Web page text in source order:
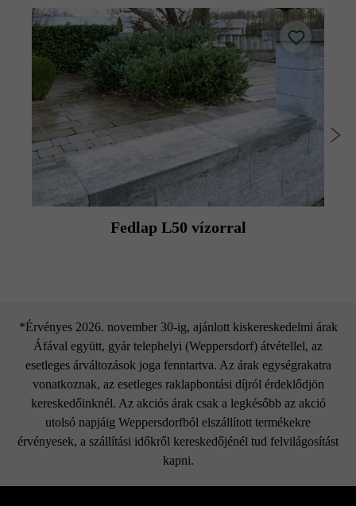
Fedlap L50 vízorral
*Érvényes 2026. november 30-ig, ajánlott kiskereskedelmi árak
Áfával együtt, gyár telephelyi (Weppersdorf) átvétellel, az
esetleges árváltozások joga fenntartva. Az árak egységrakatra
vonatkoznak, az esetleges raklapbontási díjról érdeklődjön
kereskedőinknél. Az akciós árak csak a legkésőbb az akció
utolsó napjáig Weppersdorfból elszállított termékekre
érvényesek, a szállítási időkről kereskedőjénél tud felvilágosítást
kapni.